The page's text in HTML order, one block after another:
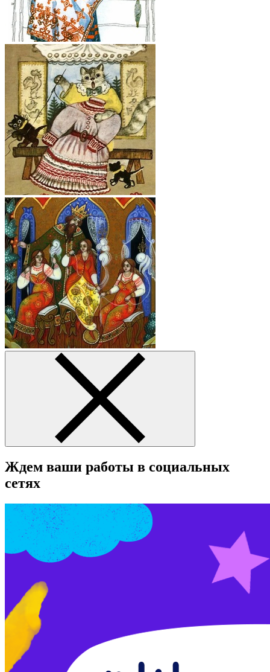
Ждем ваши работы в социальных
сетях